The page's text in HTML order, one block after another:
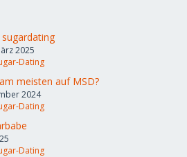
2025
Dating
meisten auf MSD?
2024
Dating
Dating